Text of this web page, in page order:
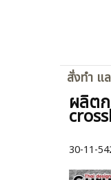
สั่งทำ แ
ผลิตก
30-11-